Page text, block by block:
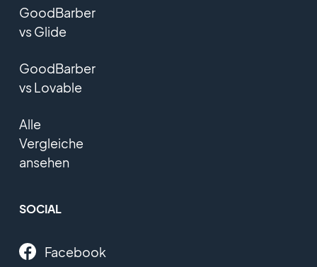
GoodBarber
vs Glide
GoodBarber
vs Lovable
Alle
Vergleiche
ansehen
SOCIAL
Facebook